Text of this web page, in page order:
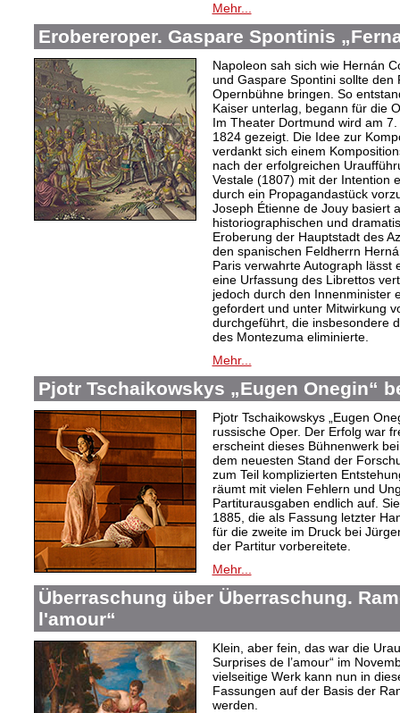
Mehr...
Erobereroper. Gaspare Spontinis
Napoleon sah sich wie Hernán
und Gaspare Spontini sollte den
Opernbühne bringen. So
Kaiser unterlag, begann für die
Im Theater Dortmund wird am
1824 gezeigt. Die Idee zur
verdankt sich einem
nach der erfolgreichen
Vestale (1807) mit der Intention
durch ein Propagandastück
Joseph Étienne de Jouy basiert
historiographischen und
Eroberung der Hauptstadt des
den spanischen Feldherrn
Paris verwahrte Autograph lässt
eine Urfassung des Librettos
jedoch durch den Innenminister
gefordert und unter Mitwirkung
durchgeführt, die insbesondere
des Montezuma eliminierte.
Mehr...
Pjotr Tschaikowskys „Eugen Onegin“
Pjotr Tschaikowskys „Eugen
russische Oper. Der Erfolg war
erscheint dieses Bühnenwerk
dem neuesten Stand der
zum Teil komplizierten
räumt mit vielen Fehlern und
Partiturausgaben endlich auf.
1885, die als Fassung letzter
für die zweite im Druck bei
der Partitur vorbereitete.
Mehr...
Überraschung über Überraschung.
l'amour“
Klein, aber fein, das war die
Surprises de l’amour“ im
vielseitige Werk kann nun in
Fassungen auf der Basis der
werden.